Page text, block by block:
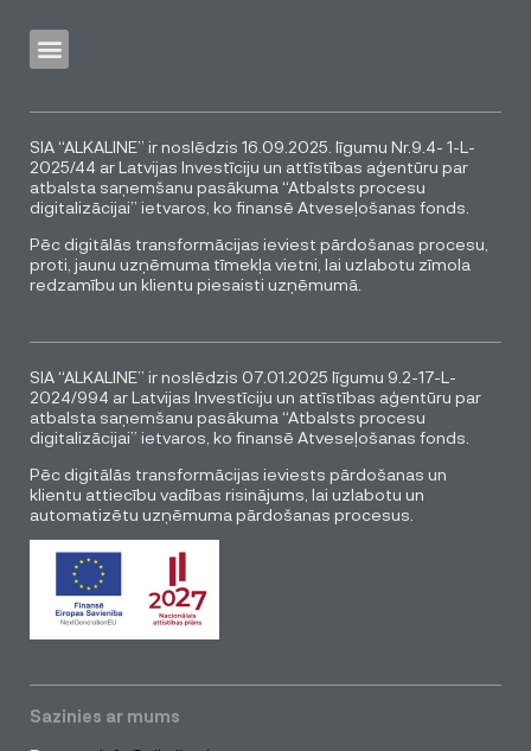
SIA “ALKALINE” ir noslēdzis 16.09.2025. līgumu Nr.9.4- 1-L-
2025/44 ar Latvijas Investīciju un attīstības aģentūru par
atbalsta saņemšanu pasākuma “Atbalsts procesu
digitalizācijai” ietvaros, ko finansē Atveseļošanas fonds.
Pēc digitālās transformācijas ieviest pārdošanas procesu,
proti, jaunu uzņēmuma tīmekļa vietni, lai uzlabotu zīmola
redzamību un klientu piesaisti uzņēmumā.
SIA “ALKALINE” ir noslēdzis 07.01.2025 līgumu 9.2-17-L-
2024/994 ar Latvijas Investīciju un attīstības aģentūru par
atbalsta saņemšanu pasākuma “Atbalsts procesu
digitalizācijai” ietvaros, ko finansē Atveseļošanas fonds.
Pēc digitālās transformācijas ieviests pārdošanas un
klientu attiecību vadības risinājums, lai uzlabotu un
automatizētu uzņēmuma pārdošanas procesus.
Sazinies ar mums